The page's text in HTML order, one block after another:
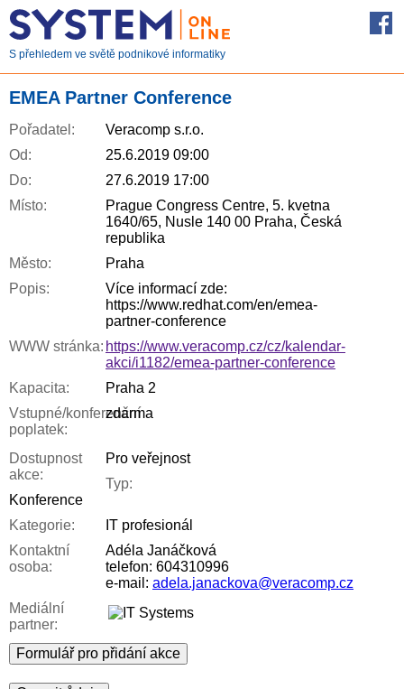
S přehledem ve světě podnikové informatiky
EMEA Partner Conference
Pořadatel:
Veracomp s.r.o.
Od:
25.6.2019 09:00
Do:
27.6.2019 17:00
Místo:
Prague Congress Centre, 5. kvetna
1640/65, Nusle 140 00 Praha, Česká
republika
Město:
Praha
Popis:
Více informací zde:
https://www.redhat.com/en/emea-
partner-conference
WWW stránka: https://www.veracomp.cz/cz/kalendar-
akci/i1182/emea-partner-conference
Kapacita:
Praha 2
Vstupné/konferenční
poplatek:
zdarma
Dostupnost
akce:
Pro veřejnost
Typ:
Konference
Kategorie:
IT profesionál
Kontaktní
osoba:
Adéla Janáčková
telefon: 604310996
e-mail: adela.janackova@veracomp.cz
Mediální
partner:
Formulář pro přidání akce